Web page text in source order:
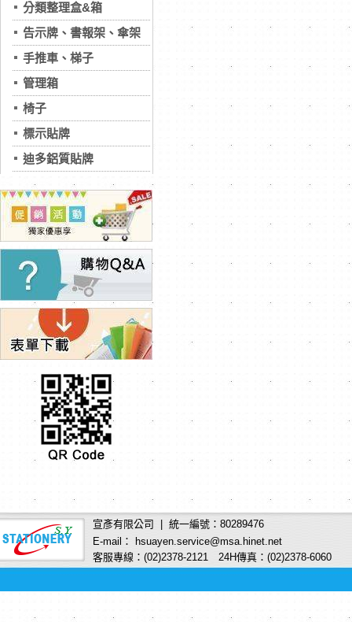
分類整理盒&箱
告示牌、書報架、傘架
手推車、梯子
管理箱
椅子
標示貼牌
迪多鋁質貼牌
宣彥有限公司 | 統一編號：80289476
E-mail： hsuayen.service@msa.hinet.net
客服專線：(02)2378-2121 24H傳真：(02)2378-6060